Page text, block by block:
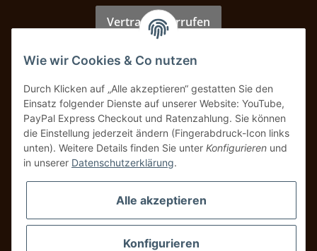
Vertrag widerrufen
Zahlung & Versand
Wie wir Cookies & Co nutzen
Durch Klicken auf „Alle akzeptieren“ gestatten Sie den
Einsatz folgender Dienste auf unserer Website: YouTube,
PayPal Express Checkout und Ratenzahlung. Sie können
die Einstellung jederzeit ändern (Fingerabdruck-Icon links
unten). Weitere Details finden Sie unter Konfigurieren und
in unserer Datenschutzerklärung.
Alle akzeptieren
Konfigurieren